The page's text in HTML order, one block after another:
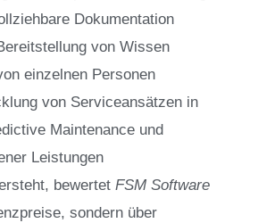
Dokumentation
von Wissen
einzelnen Personen
von Serviceansätzen in
Maintenance und
Leistungen
bewertet FSM Software
sondern über